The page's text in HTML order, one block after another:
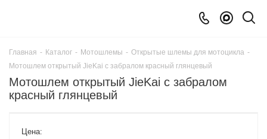
Главная - Каталог - Мотошлемы - Открытые шлемы для мотоцикла -
Мотошлем открытый JieKai с забралом красный глянцевый
Мотошлем открытый JieKai с забралом
красный глянцевый
Цена: